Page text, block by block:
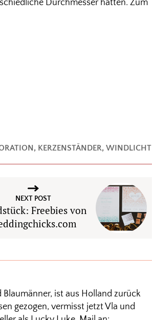
Durchmesser hatten. Zum
, KERZENSTÄNDER, WINDLICHT
NEXT POST
Freebies von
ist aus Holland zurück
gezogen, vermisst jetzt Vla und